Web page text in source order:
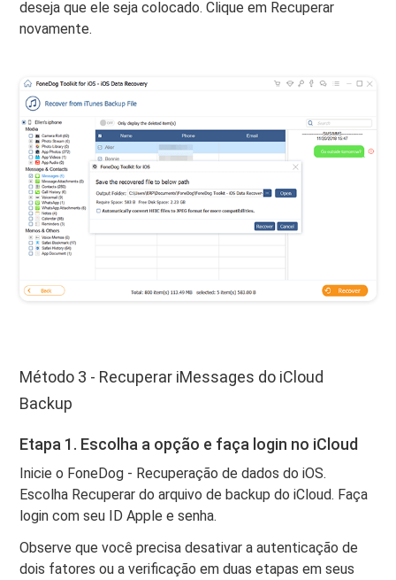
deseja que ele seja colocado. Clique em Recuperar
novamente.
Método 3 - Recuperar iMessages do iCloud
Backup
Etapa 1. Escolha a opção e faça login no iCloud
Inicie o FoneDog - Recuperação de dados do iOS.
Escolha Recuperar do arquivo de backup do iCloud. Faça
login com seu ID Apple e senha.
Observe que você precisa desativar a autenticação de
dois fatores ou a verificação em duas etapas em seus